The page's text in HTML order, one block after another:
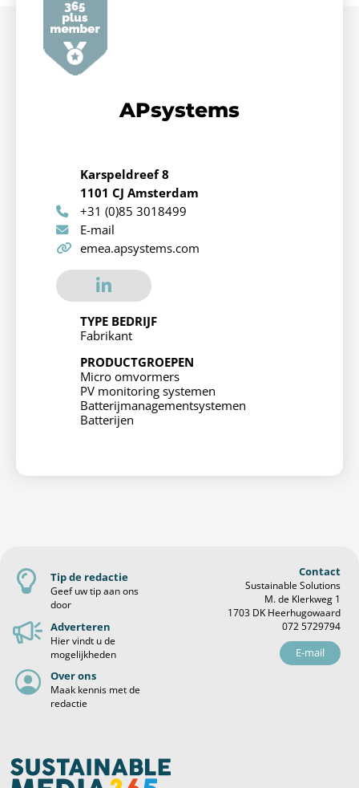
APsystems
Karspeldreef 8
1101 CJ Amsterdam
+31 (0)85 3018499
E-mail
emea.apsystems.com
TYPE BEDRIJF
Fabrikant
PRODUCTGROEPEN
Micro omvormers
PV monitoring systemen
Batterijmanagementsystemen
Batterijen
Tip de redactie
Geef uw tip aan ons
door
Adverteren
Hier vindt u de
mogelijkheden
Over ons
Maak kennis met de
redactie
Contact
Sustainable Solutions
M. de Klerkweg 1
1703 DK Heerhugowaard
072 5729794
E-mail